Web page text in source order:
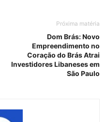
Próxima matéria
Dom Brás: Novo
Empreendimento no
Coração do Brás Atrai
Investidores Libaneses em
São Paulo